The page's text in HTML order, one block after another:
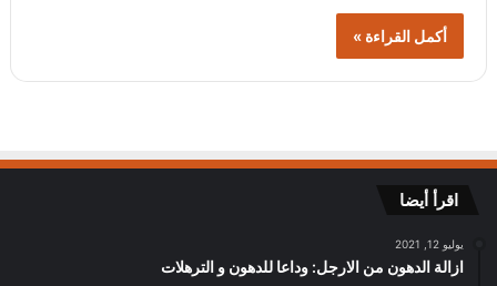
أكمل القراءة »
اقرأ أيضا
يوليو 12, 2021
ازالة الدهون من الارجل: وداعا للدهون و الترهلات